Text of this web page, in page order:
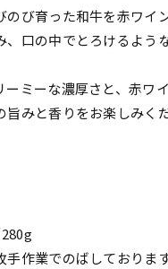
のび育った和牛を赤ワイ
、口の中でとろけるよう
ーミーな濃厚さと、赤ワ
旨みと香りをお楽しみく
作業でのばしておりま